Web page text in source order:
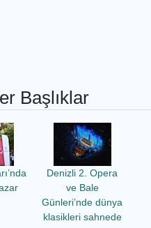
Başlıklar
Denizli 2. Opera
ve Bale
Günleri’nde dünya
klasikleri sahnede